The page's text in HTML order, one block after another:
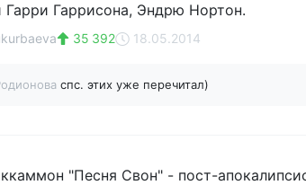
Гарри Гаррисона, Эндрю Нортон.
35 392 18.05.2014
спс. этих уже перечитал)
"Песня Свон" - пост-